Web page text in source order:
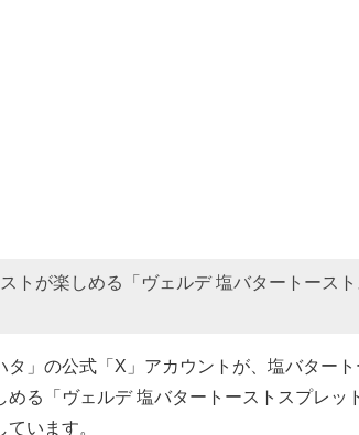
トが楽しめる「ヴェルデ 塩バタートースト
タ」の公式「X」アカウントが、塩バタート
める「ヴェルデ 塩バタートーストスプレッ
ています。